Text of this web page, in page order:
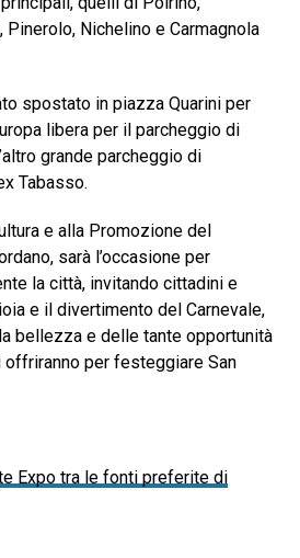
Pinerolo, Nichelino e Carmagnola
spostato in piazza Quarini per
libera per il parcheggio di
grande parcheggio di
Tabasso.
e alla Promozione del
sarà l’occasione per
la città, invitando cittadini e
e il divertimento del Carnevale,
bellezza e delle tante opportunità
per festeggiare San
Expo tra le fonti preferite di